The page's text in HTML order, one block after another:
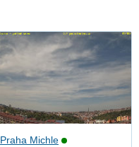
Praha Michle